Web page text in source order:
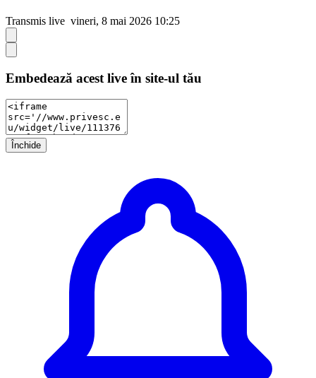
Transmis live vineri, 8 mai 2026 10:25
Embedează acest live în site-ul tău
Închide